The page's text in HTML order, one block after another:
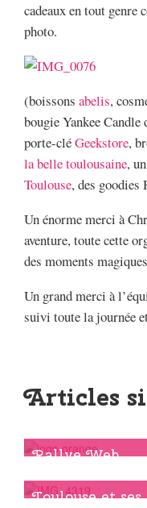
cadeaux en tout genre
photo.
(boissons abelis,
bougie Yankee
porte-cléGeekstore,
la belle toulousaine,
Toulouse, des goodies
Un énorme merci à
aventure, toute cette
des moments
Un grand merci à
suivi toute la journée
Articles
Rallye Web
Toulouse et ses